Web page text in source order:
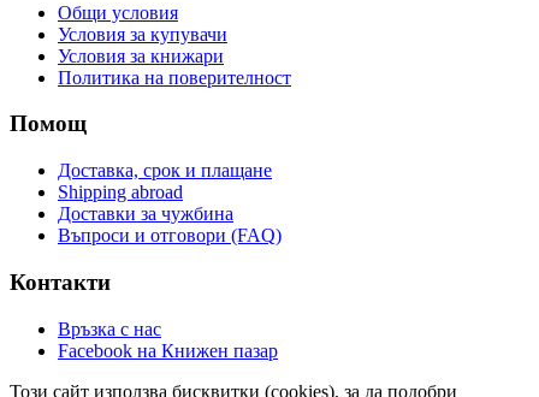
Общи условия
Условия за купувачи
Условия за книжари
Политика на поверителност
Помощ
Доставка, срок и плащане
Shipping abroad
Доставки за чужбина
Въпроси и отговори (FAQ)
Контакти
Връзка с нас
Facebook на Книжен пазар
Този сайт използва бисквитки (cookies), за да подобри